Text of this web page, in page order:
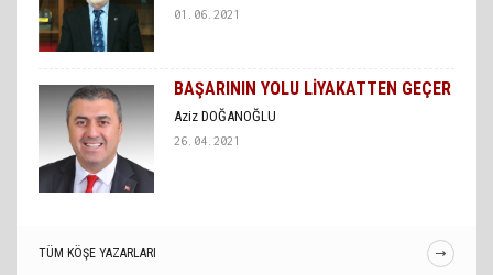
01.06.2021
BAŞARININ YOLU LİYAKATTEN GEÇER
Aziz DOĞANOĞLU
26.04.2021
TÜM KÖŞE YAZARLARI